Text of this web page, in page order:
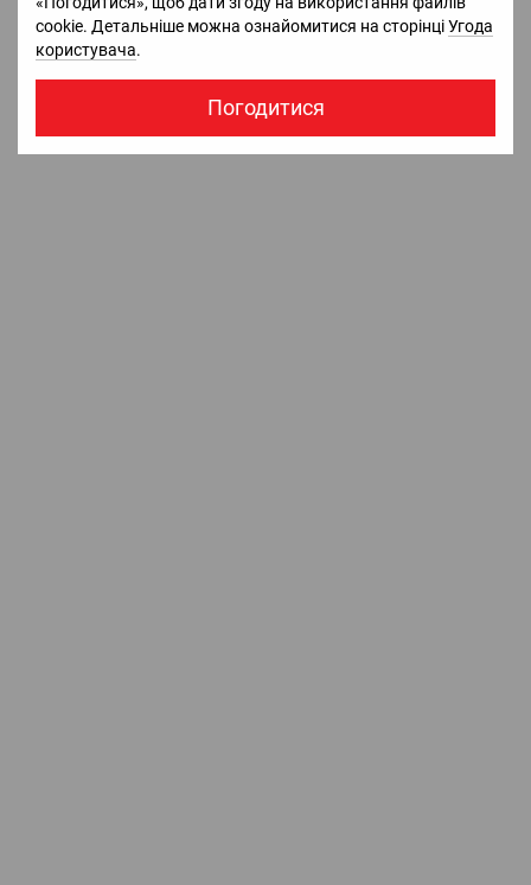
cookie. Детальніше можна ознайомитися на сторінціУгода
користувача.
Погодитися